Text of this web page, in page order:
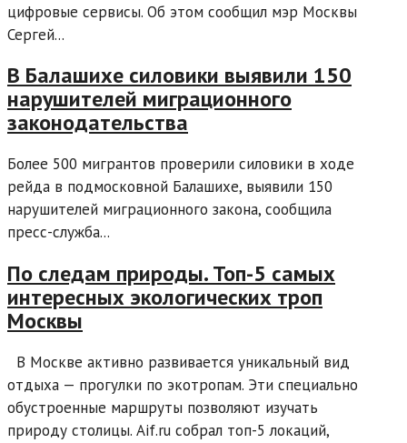
цифровые сервисы. Об этом сообщил мэр Москвы
Сергей...
В Балашихе силовики выявили 150
нарушителей миграционного
законодательства
Более 500 мигрантов проверили силовики в ходе
рейда в подмосковной Балашихе, выявили 150
нарушителей миграционного закона, сообщила
пресс-служба...
По следам природы. Топ-5 самых
интересных экологических троп
Москвы
В Москве активно развивается уникальный вид
отдыха — прогулки по экотропам. Эти специально
обустроенные маршруты позволяют изучать
природу столицы. Aif.ru собрал топ-5 локаций,